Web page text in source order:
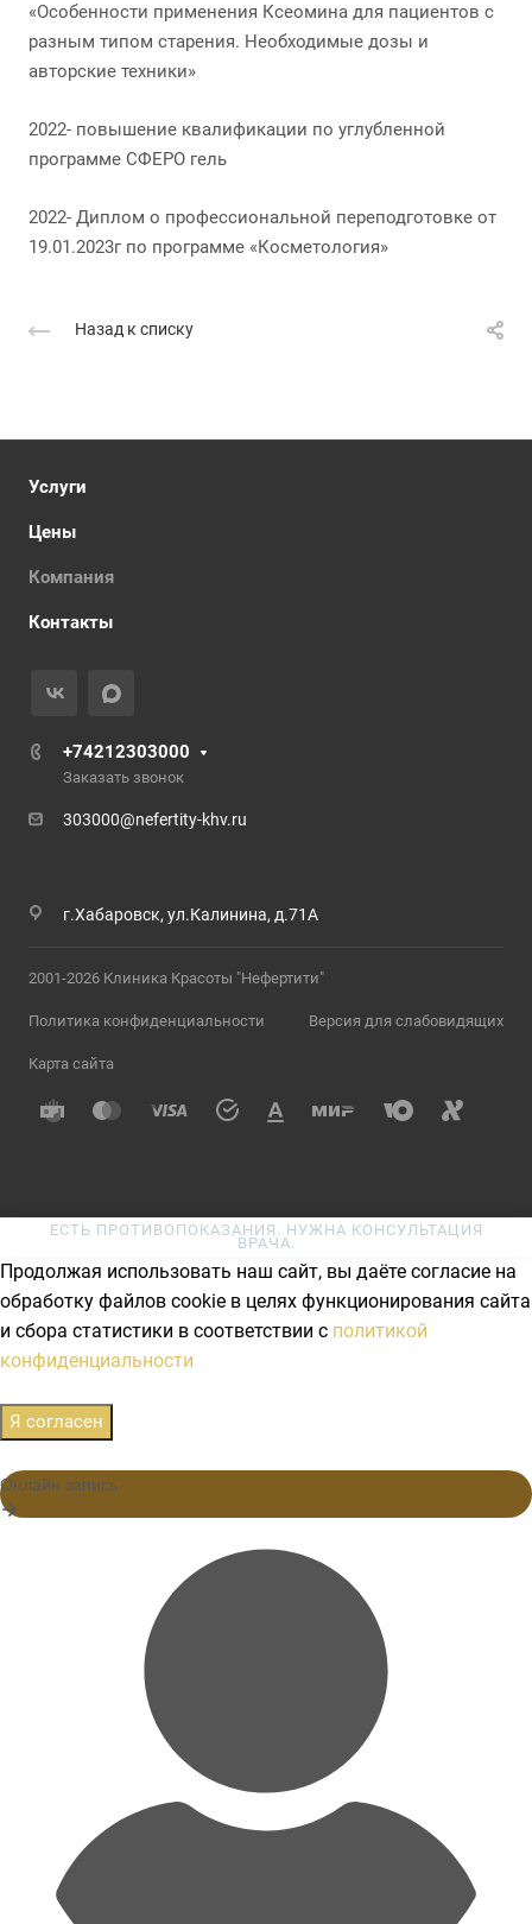
«Особенности применения Ксеомина для пациентов с
разным типом старения. Необходимые дозы и
авторские техники»
2022- повышение квалификации по углубленной
программе СФЕРО гель
2022- Диплом о профессиональной переподготовке от
19.01.2023г по программе «Косметология»
Назад к списку
Услуги
Цены
Компания
Контакты
+74212303000
Заказать звонок
303000@nefertity-khv.ru
г.Хабаровск, ул.Калинина, д.71А
2001-2026 Клиника Красоты "Нефертити"
Политика конфиденциальности Версия для слабовидящих
Карта сайта
ЕСТЬ ПРОТИВОПОКАЗАНИЯ. НУЖНА КОНСУЛЬТАЦИЯ
ВРАЧА.
Продолжая использовать наш сайт, вы даёте согласие на
обработку файлов cookie в целях функционирования сайта
и сбора статистики в соответствии с политикой
конфиденциальности
Я согласен